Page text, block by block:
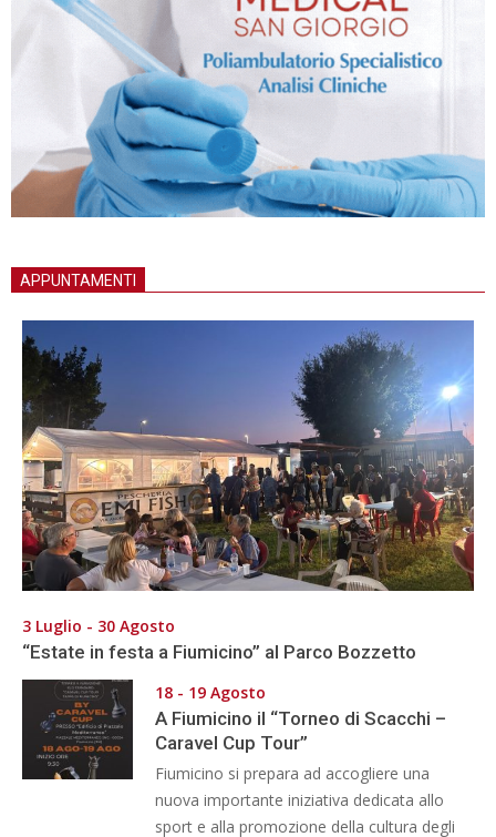
APPUNTAMENTI
3 Luglio - 30 Agosto
“Estate in festa a Fiumicino” al Parco Bozzetto
18 - 19 Agosto
A Fiumicino il “Torneo di Scacchi –
Caravel Cup Tour”
Fiumicino si prepara ad accogliere una
nuova importante iniziativa dedicata allo
sport e alla promozione della cultura degli